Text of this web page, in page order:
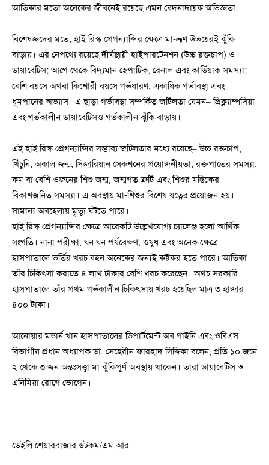
আতিকার মতো অনেকের জীবনেই রয়েছে এমন বেদনাদায়ক অভিজ্ঞতা।
বিশেষজ্ঞদের মতে, হাই রিস্ক প্রেগন্যান্সির ক্ষেত্রে মা-ভ্রূণ উভয়েরই ঝুঁকি
বাড়ায়। এর নেপথ্যে রয়েছে দীর্ঘস্থায়ী হাইপারটেনশন (উচ্চ রক্তচাপ) ও
ডায়াবেটিস; আগে থেকে বিদ্যমান হেপাটিক, রেনাল এবং কার্ডিয়াক সমস্যা;
বেশি বয়সে অথবা কিশোরী বয়সে গর্ভধারণ, একাধিক গর্ভাবস্থা এবং
ধূমপানের অভ্যাস। এ ছাড়া গর্ভাবস্থা সম্পর্কিত জটিলতা যেমন– প্রিক্ল্যাম্পসিয়া
এবং গর্ভকালীন ডায়াবেটিসও গর্ভকালীন ঝুঁকি বাড়ায়।
এই হাই রিস্ক প্রেগন্যান্সির সম্ভাব্য জটিলতার মধ্যে রয়েছে– উচ্চ রক্তচাপ,
খিঁচুনি, অকাল জন্ম, সিজারিয়ান সেকশনের প্রয়োজনীয়তা, রক্তপাতের সমস্যা,
কম বা বেশি ওজনের শিশু জন্ম, জন্মগত ত্রুটি এবং শিশুর মস্তিষ্কের
বিকাশজনিত সমস্যা। এ অবস্থায় মা-শিশুর বিশেষ যত্নের প্রয়োজন হয়।
সামান্য অবহেলায় মৃত্যু ঘটতে পারে।
হাই রিস্ক প্রেগন্যান্সির ক্ষেত্রে আরেকটি উল্লেখযোগ্য চ্যালেঞ্জ হলো আর্থিক
সংগতি। নানা পরীক্ষা, ঘন ঘন পর্যবেক্ষণ, ওষুধ এবং অনেক ক্ষেত্রে
হাসপাতালে ভর্তির খরচ বহন অনেকের জন্যই কষ্টকর হতে পারে। আতিকা
তাঁর চিকিৎসা করাতে ৪ লাখ টাকার বেশি খরচ করেছেন। অথচ সরকারি
হাসপাতালে তাঁর প্রথম গর্ভকালীন চিকিৎসায় খরচ হয়েছিল মাত্র ৩ হাজার
৪০০ টাকা।
আনোয়ার মডার্ন খান হাসপাতালের ডিপার্টমেন্ট অব গাইনি এবং ওবিএস
বিভাগীয় প্রধান অধ্যাপক ডা. সেহেরীন ফারহাদ সিদ্দিকা বলেন, প্রতি ১০ জনে
২ থেকে ৩ জন অন্তঃসত্ত্বা মা ঝুঁকিপূর্ণ অবস্থায় থাকেন। তারা ডায়াবেটিস ও
এনিমিয়া রোগে ভোগেন।
ডেইলি শেয়ারবাজার ডটকম/এম আর.